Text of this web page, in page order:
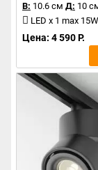
В: 10.6 см Д: 10
LED x 1 max 15W
Цена: 4 590 Р.